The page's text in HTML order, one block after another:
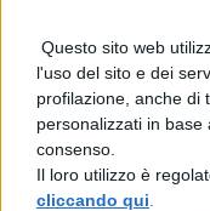
Questo sito web
l'uso del sito e dei
profilazione, anche di
personalizzati in
consenso.
Il loro utilizzo è
cliccando qui
questa via
ultimamente -,
assassino,
invece,